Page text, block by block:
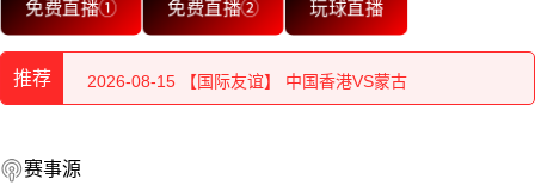
免费直播① 免费直播② 玩球直播
推荐
2026-08-15 【国际友谊】 中国香港VS蒙古
2026-08-15 【国际友谊】 中国香港VS蒙古
赛事源